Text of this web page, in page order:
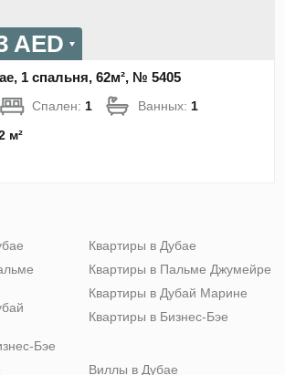
AED
1 спальня, 62м², № 5405
Спален: 1 Ванных: 1
м²
Бэе
Квартиры в Дубае
Квартиры в Пальме Джумейре
Квартиры в Дубай Марине
Квартиры в Бизнес-Бэе
Виллы в Дубае